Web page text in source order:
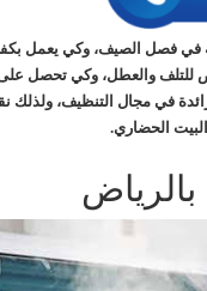
في فصل الصيف، وكي يعمل
للتلف والعطل، وكي تحصل
في مجال التنظيف، ولذلك
الحضاري.